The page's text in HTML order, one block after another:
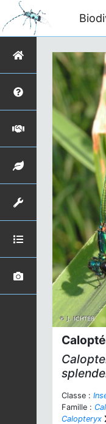
Classe :
Famille :
Calopteryx